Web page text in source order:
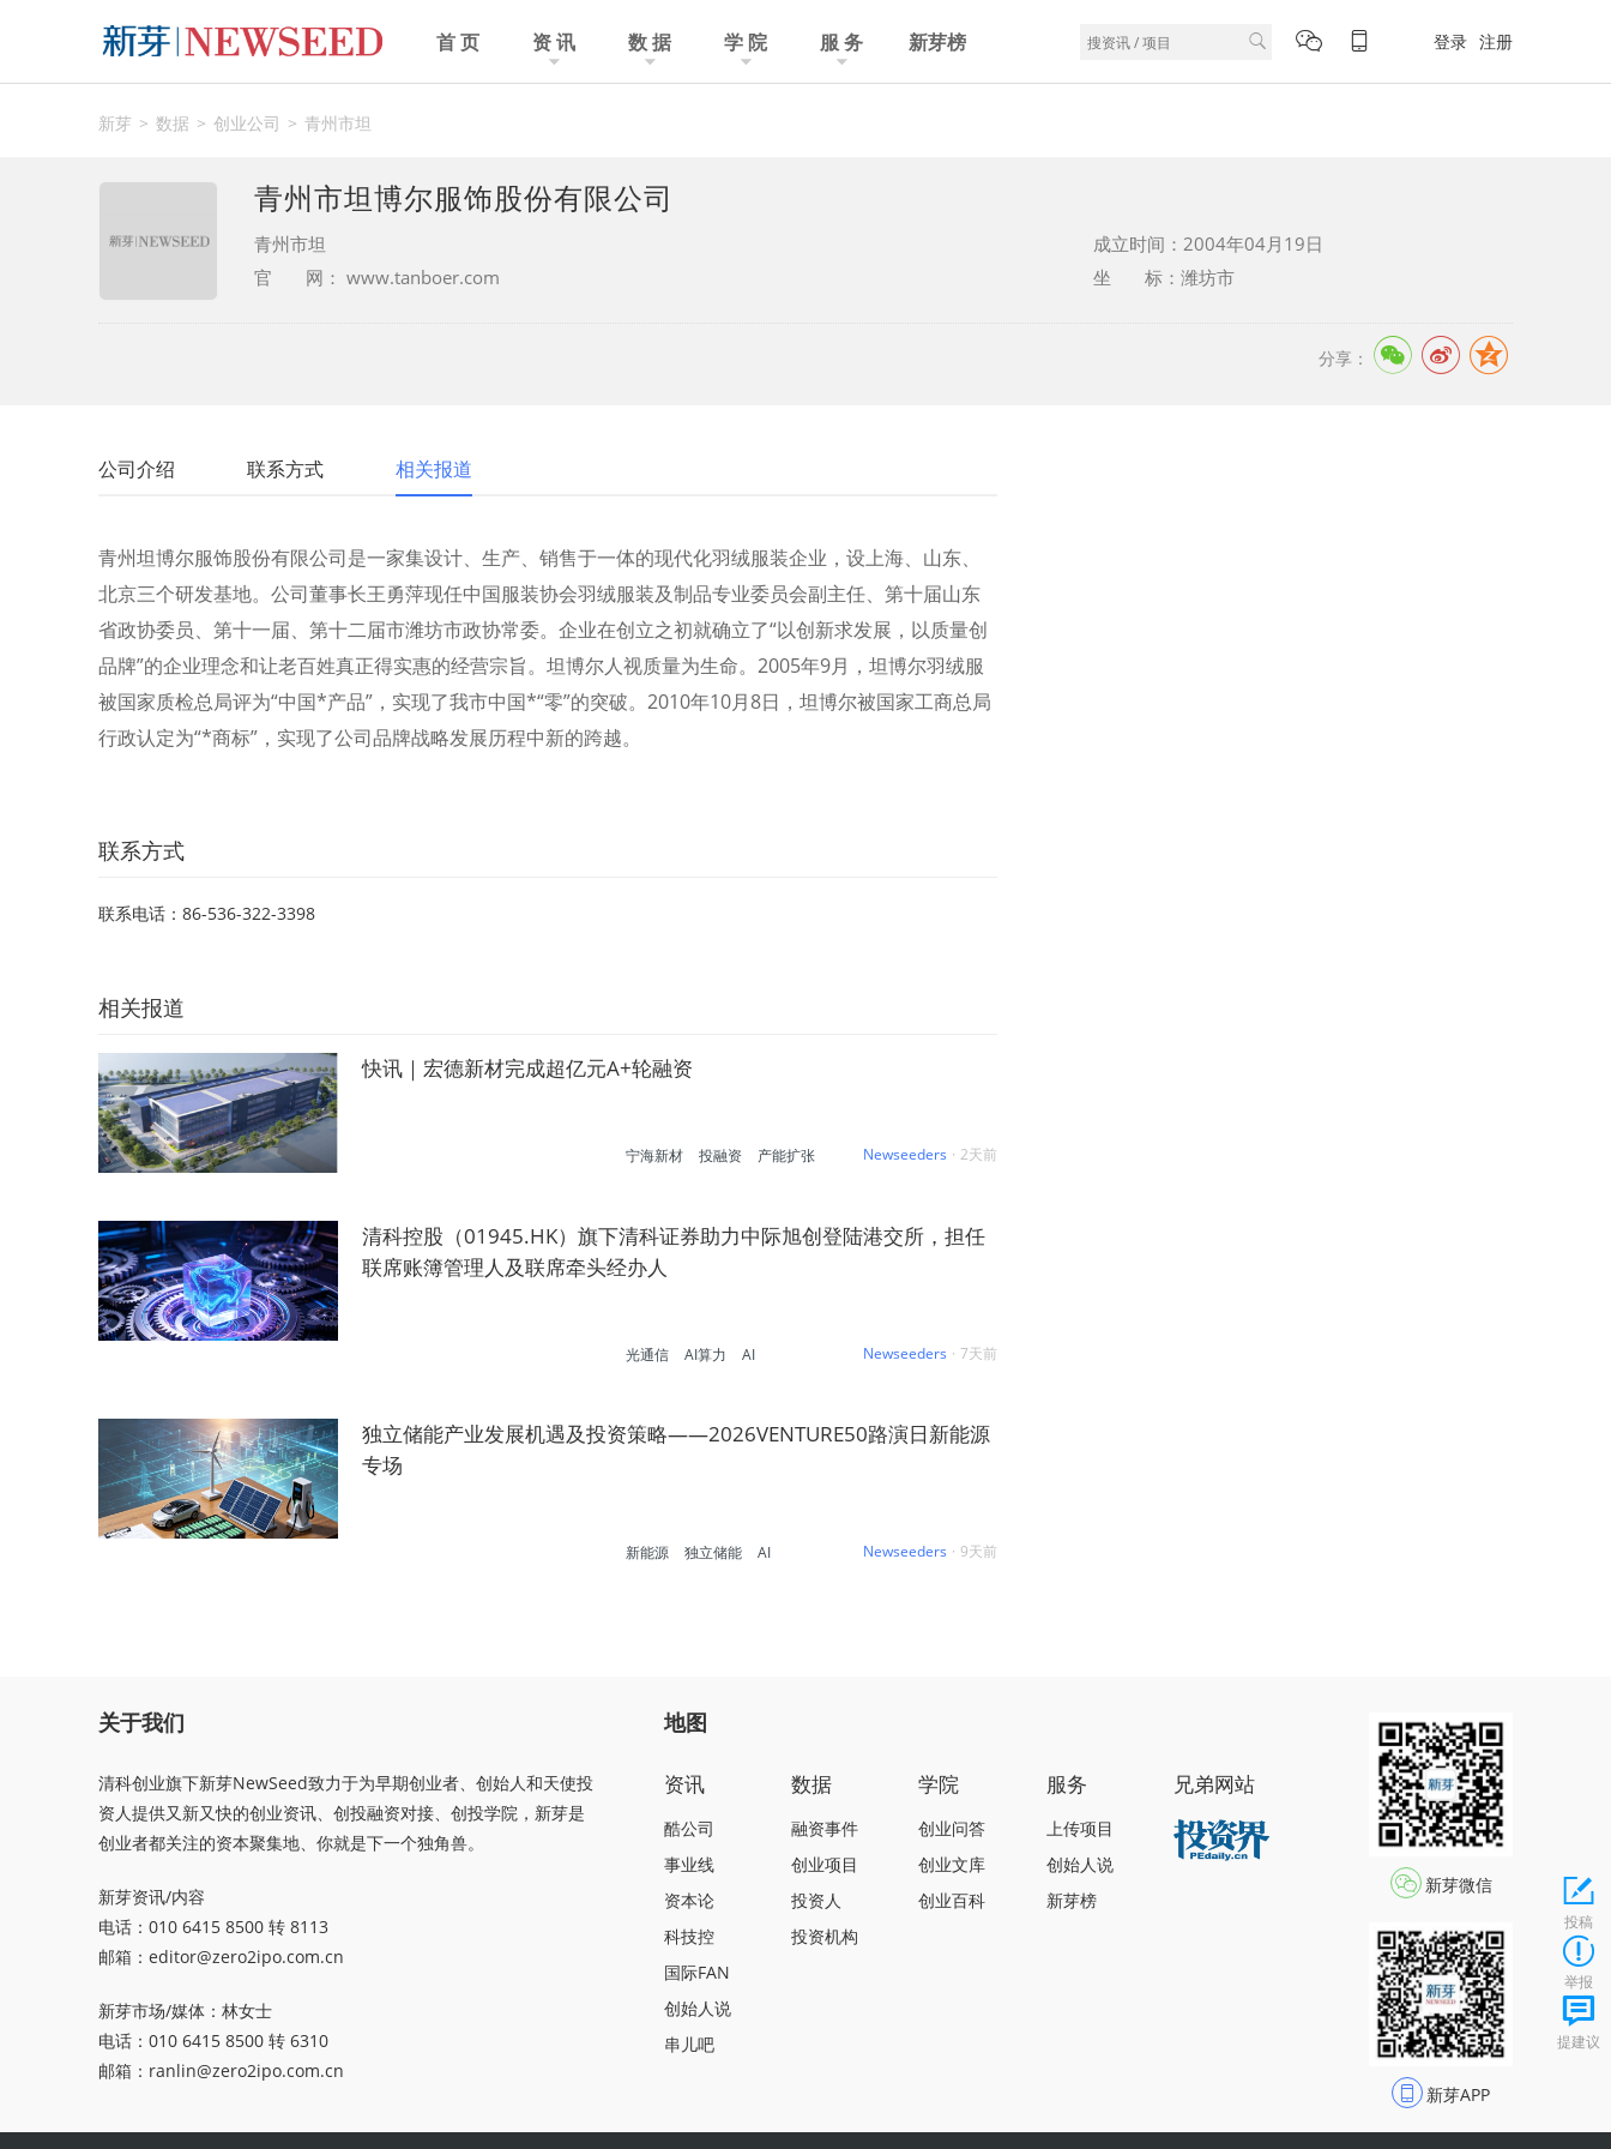
首 页 资 讯 数 据 学 院 服 务 新芽榜 登录 注册
新芽 数据 创业公司 青州市坦
青州市坦博尔服饰股份有限公司
青州市坦
官 网： www.tanboer.com
成立时间：2004年04月19日
坐 标：潍坊市
分享：
公司介绍 联系方式 相关报道
青州坦博尔服饰股份有限公司是一家集设计、生产、销售于一体的现代化羽绒服装企业，设上海、山东、
北京三个研发基地。公司董事长王勇萍现任中国服装协会羽绒服装及制品专业委员会副主任、第十届山东
省政协委员、第十一届、第十二届市潍坊市政协常委。企业在创立之初就确立了“以创新求发展，以质量创
品牌”的企业理念和让老百姓真正得实惠的经营宗旨。坦博尔人视质量为生命。2005年9月，坦博尔羽绒服
被国家质检总局评为“中国*产品”，实现了我市中国*“零”的突破。2010年10月8日，坦博尔被国家工商总局
行政认定为“*商标”，实现了公司品牌战略发展历程中新的跨越。
联系方式
联系电话：86-536-322-3398
相关报道
快讯｜宏德新材完成超亿元A+轮融资
Newseeders · 2天前
宁海新材 投融资 产能扩张
清科控股（01945.HK）旗下清科证券助力中际旭创登陆港交所，担任
联席账簿管理人及联席牵头经办人
Newseeders · 7天前
光通信 AI算力 AI
独立储能产业发展机遇及投资策略——2026VENTURE50路演日新能源
专场
Newseeders · 9天前
新能源 独立储能 AI
关于我们
清科创业旗下新芽NewSeed致力于为早期创业者、创始人和天使投
资人提供又新又快的创业资讯、创投融资对接、创投学院，新芽是
创业者都关注的资本聚集地、你就是下一个独角兽。
新芽资讯/内容
电话：010 6415 8500 转 8113
邮箱： editor@zero2ipo.com.cn
新芽市场/媒体：林女士
电话：010 6415 8500 转 6310
邮箱： ranlin@zero2ipo.com.cn
地图
资讯
酷公司
事业线
资本论
科技控
国际FAN
创始人说
串儿吧
数据
融资事件
创业项目
投资人
投资机构
学院
创业问答
创业文库
创业百科
服务
上传项目
创始人说
新芽榜
兄弟网站
新芽微信
新芽APP
投稿
举报
提建议